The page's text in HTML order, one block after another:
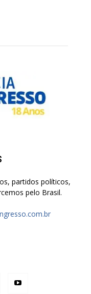
partidos políticos,
pelo Brasil.